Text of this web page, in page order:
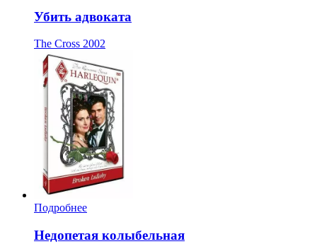
Убить адвоката
The Cross 2002
Подробнее
Недопетая колыбельная